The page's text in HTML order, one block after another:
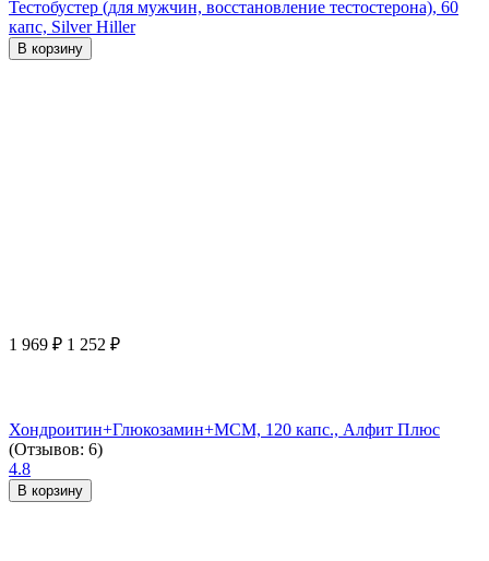
Тестобустер (для мужчин, восстановление тестостерона), 60
капс, Silver Hiller
В корзину
1 969 ₽ 1 252 ₽
Хондроитин+Глюкозамин+МСМ, 120 капс., Алфит Плюс
(Отзывов: 6)
4.8
В корзину